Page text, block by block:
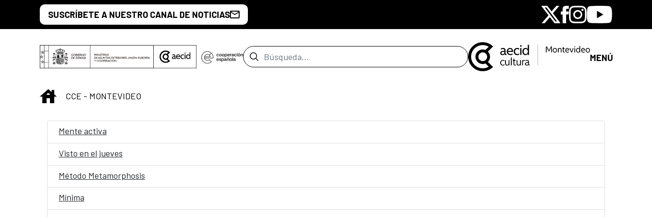
Saltar al contenido principal
SUSCRÍBETE A NUESTRO CANAL DE NOTICIAS X Facebook
Instagram
Youtube
Barra de búsqueda MENÚ
INICIO
CCE - MONTEVIDEO
Mente activa
Visto en el jueves
Método Metamorphosis
Mínima